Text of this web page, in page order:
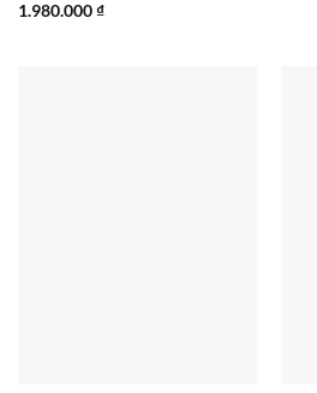
Được xếp
1.980.000₫